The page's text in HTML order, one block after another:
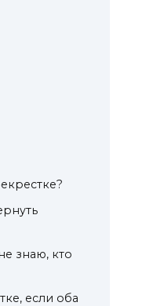
знаю, кто
если оба